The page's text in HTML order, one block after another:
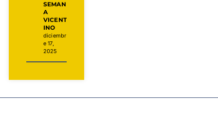
SEMAN
A
VICENT
INO
diciembr
e 17,
2025